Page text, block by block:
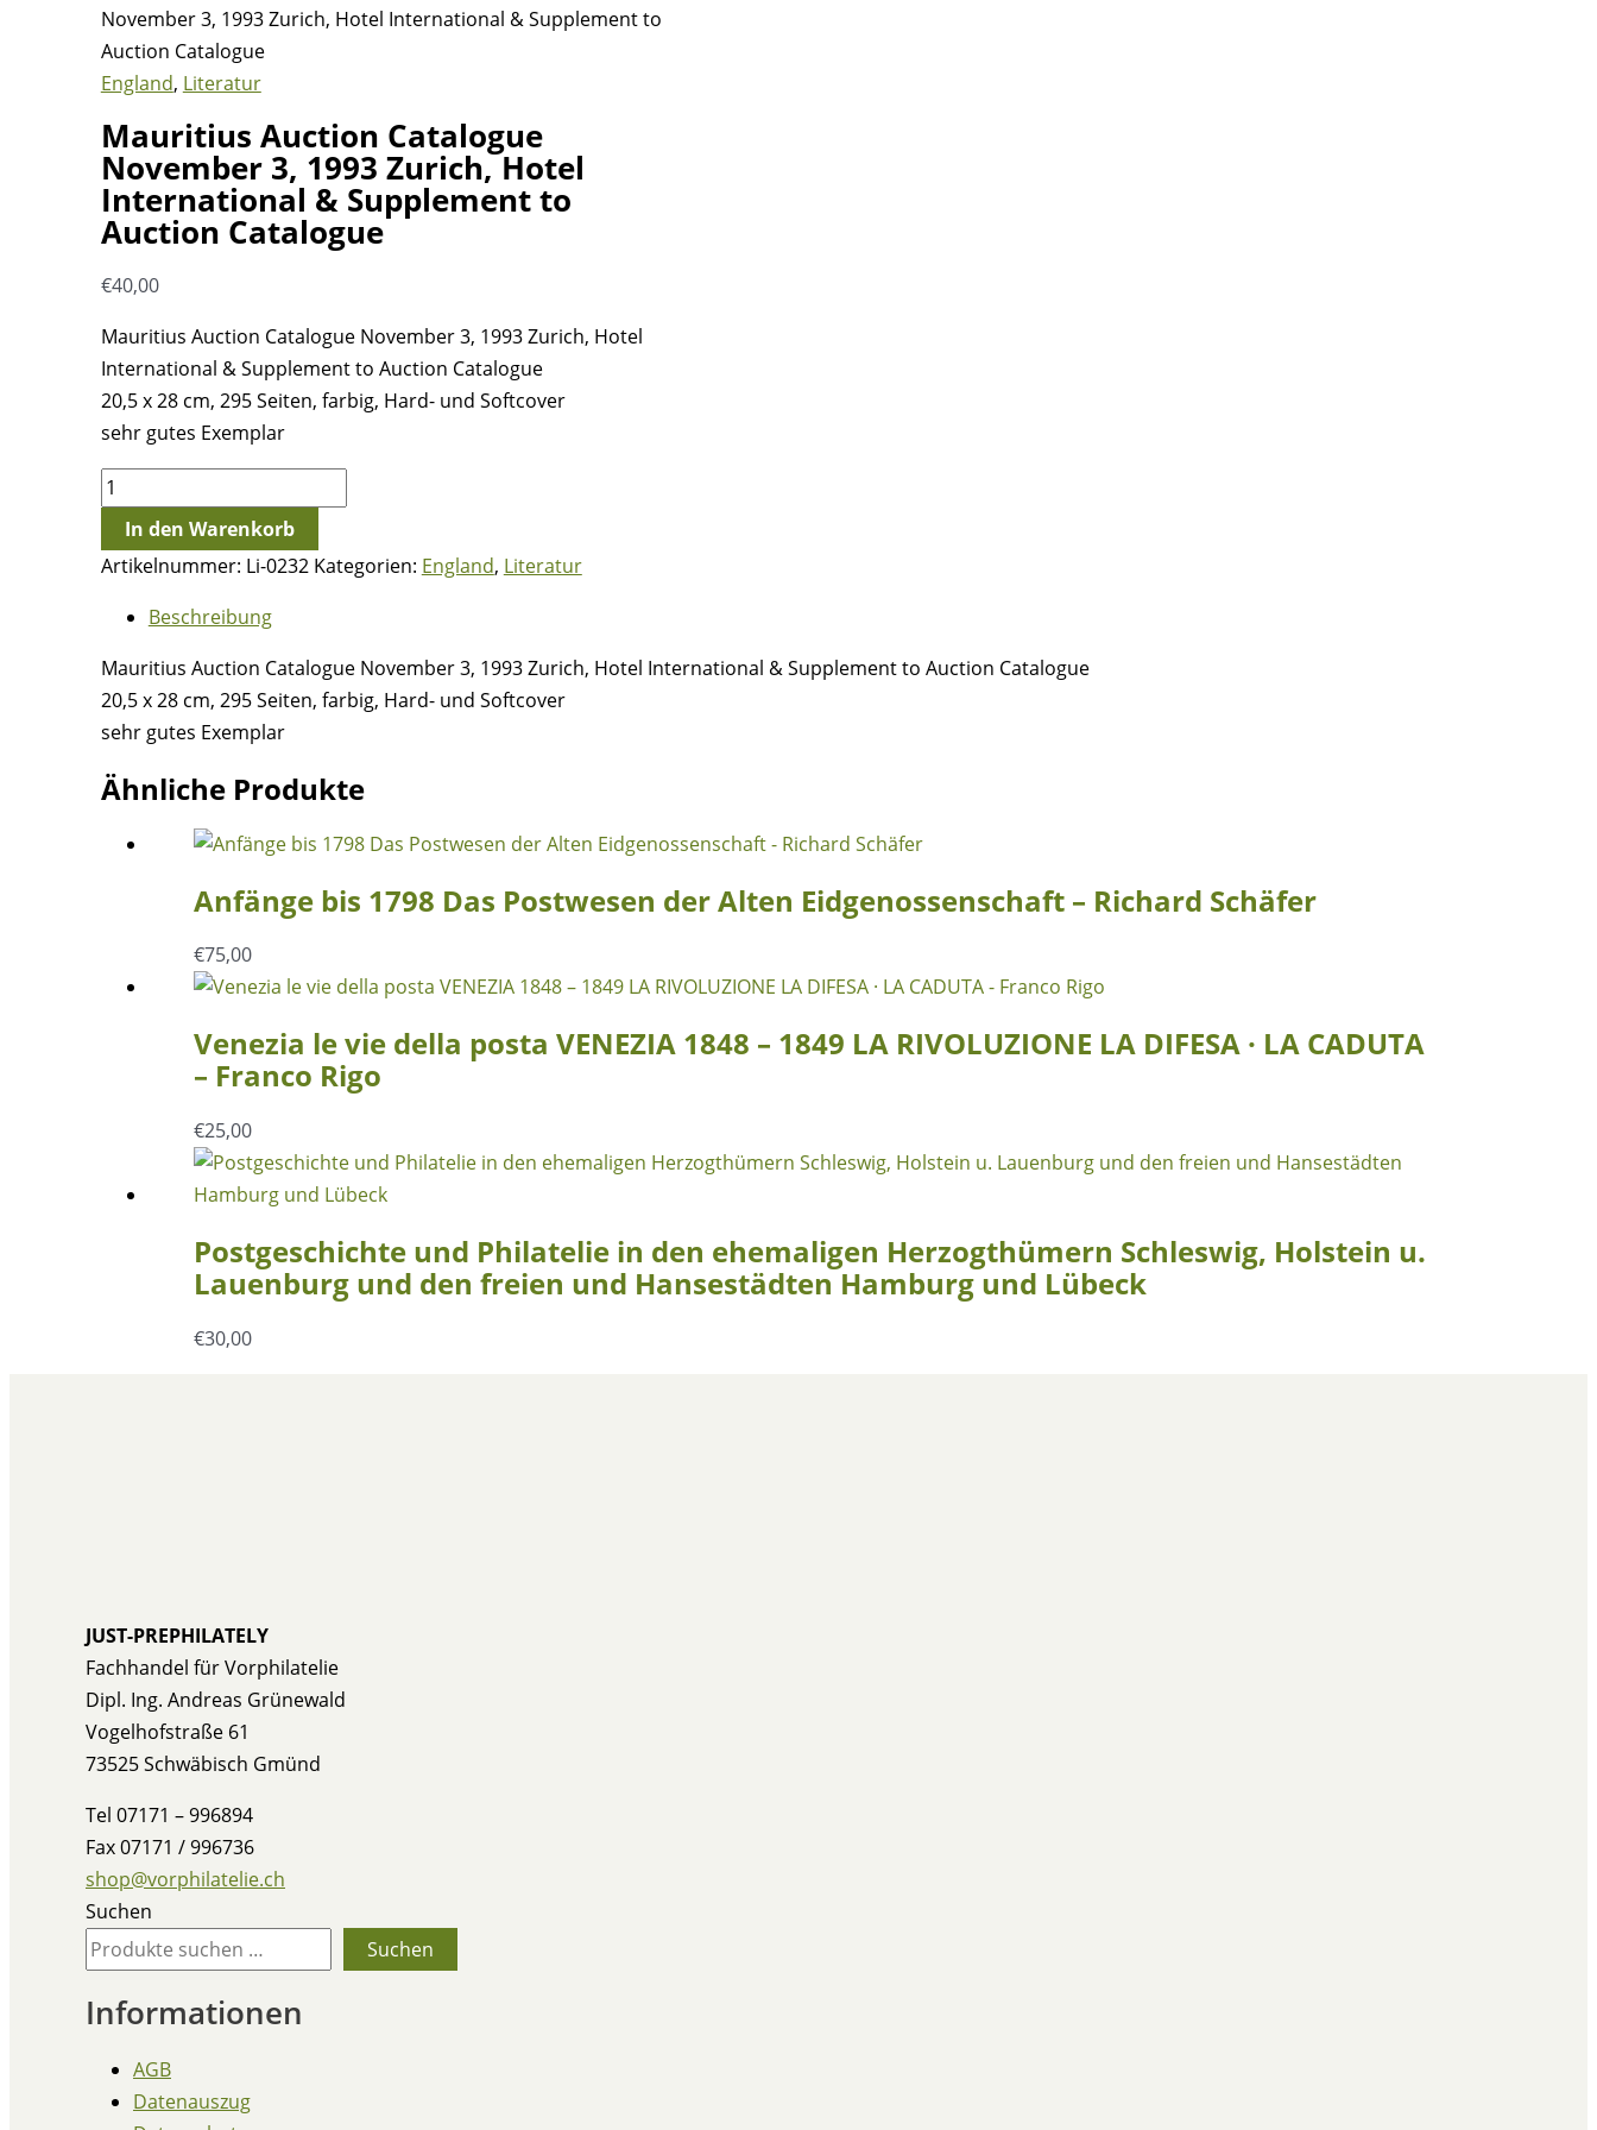
November 3, 1993 Zurich, Hotel International & Supplement to
Auction Catalogue
England, Literatur
Mauritius Auction Catalogue
November 3, 1993 Zurich, Hotel
International & Supplement to
Auction Catalogue
€40,00
Mauritius Auction Catalogue November 3, 1993 Zurich, Hotel
International & Supplement to Auction Catalogue
20,5 x 28 cm, 295 Seiten, farbig, Hard- und Softcover
sehr gutes Exemplar
Mauritius
Auction
Catalogue
November
Zurich,
Hotel
International
&
Supplement
In den Warenkorb
Artikelnummer: Li-0232 Kategorien: England, Literatur
Beschreibung
Mauritius Auction Catalogue November 3, 1993 Zurich, Hotel International & Supplement to Auction Catalogue
20,5 x 28 cm, 295 Seiten, farbig, Hard- und Softcover
sehr gutes Exemplar
Ähnliche Produkte
Anfänge bis 1798 Das Postwesen der Alten Eidgenossenschaft – Richard Schäfer
€75,00
Venezia le vie della posta VENEZIA 1848 – 1849 LA RIVOLUZIONE LA DIFESA · LA CADUTA
– Franco Rigo
€25,00
Postgeschichte und Philatelie in den ehemaligen Herzogthümern Schleswig, Holstein u.
Lauenburg und den freien und Hansestädten Hamburg und Lübeck
€30,00
JUST-PREPHILATELY
Fachhandel für Vorphilatelie
Dipl. Ing. Andreas Grünewald
Vogelhofstraße 61
73525 Schwäbisch Gmünd
Tel 07171 – 996894
Fax 07171 / 996736
shop@vorphilatelie.ch
Suchen
Suchen
Informationen
AGB
Datenauszug